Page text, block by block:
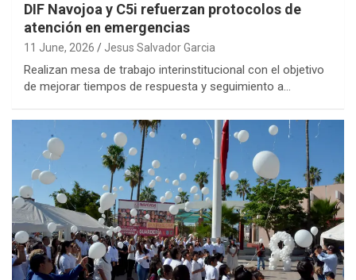
DIF Navojoa y C5i refuerzan protocolos de
atención en emergencias
11 June, 2026 Jesus Salvador Garcia
Realizan mesa de trabajo interinstitucional con el objetivo
de mejorar tiempos de respuesta y seguimiento a…